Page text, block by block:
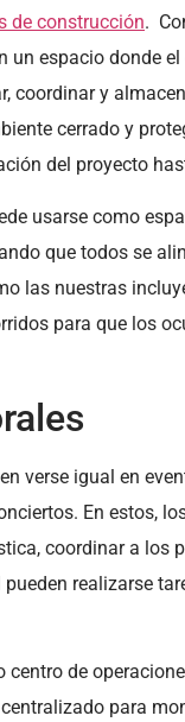
de construcción.
un espacio donde
coordinar y
cerrado y
del proyecto
usarse como
que todos se
las nuestras
para que los
verse igual en
En estos,
coordinar a los
realizarse
de
para